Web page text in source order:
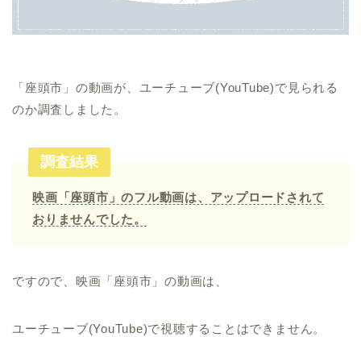
「座頭市」の動画が、ユーチューブ(YouTube)で見られる
のか調査しました。
調査結果
映画「座頭市」のフル動画は、アップロードされて
おりませんでした。
ですので、映画「座頭市」の動画は、
ユーチューブ(YouTube)で視聴することはできません。